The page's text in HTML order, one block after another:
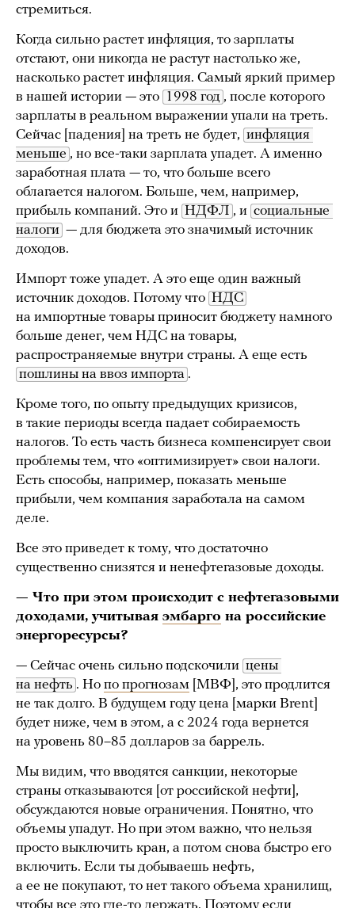
стремиться.
Когда сильно растет инфляция, то зарплаты
отстают, они никогда не растут настолько же,
насколько растет инфляция. Самый яркий пример
в нашей истории — это 1998 год , после которого
зарплаты в реальном выражении упали на треть.
Сейчас [падения] на треть не будет, инфляция
меньше , но все-таки зарплата упадет. А именно
заработная плата — то, что больше всего
облагается налогом. Больше, чем, например,
прибыль компаний. Это и НДФЛ , и социальные
налоги — для бюджета это значимый источник
доходов.
Импорт тоже упадет. А это еще один важный
источник доходов. Потому что НДС
на импортные товары приносит бюджету намного
больше денег, чем НДС на товары,
распространяемые внутри страны. А еще есть
пошлины на ввоз импорта .
Кроме того, по опыту предыдущих кризисов,
в такие периоды всегда падает собираемость
налогов. То есть часть бизнеса компенсирует свои
проблемы тем, что «оптимизирует» свои налоги.
Есть способы, например, показать меньше
прибыли, чем компания заработала на самом
деле.
Все это приведет к тому, что достаточно
существенно снизятся и ненефтегазовые доходы.
— Что при этом происходит с нефтегазовыми
доходами, учитывая эмбарго на российские
энергоресурсы?
— Сейчас очень сильно подскочили цены
на нефть . Но по прогнозам [МВФ], это продлится
не так долго. В будущем году цена [марки Brent]
будет ниже, чем в этом, а с 2024 года вернется
на уровень 80–85 долларов за баррель.
Мы видим, что вводятся санкции, некоторые
страны отказываются [от российской нефти],
обсуждаются новые ограничения. Понятно, что
объемы упадут. Но при этом важно, что нельзя
просто выключить кран, а потом снова быстро его
включить. Если ты добываешь нефть,
а ее не покупают, то нет такого объема хранилищ,